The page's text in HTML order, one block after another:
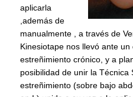
aplicarla
,además de
manualmente , a través de
Kinesiotape nos llevó ante
estreñimiento crónico, y a
posibilidad de unir la Técnica
estreñimiento (sobre bajo